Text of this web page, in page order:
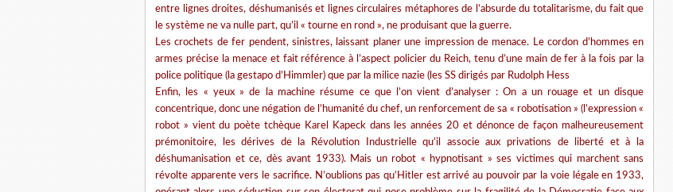
entre lignes droites, déshumanisés et lignes circulaires métaphores de l’absurde du totalitarisme, du fait que
le système ne va nulle part, qu’il « tourne en rond », ne produisant que la guerre.
Les crochets de fer pendent, sinistres, laissant planer une impression de menace. Le cordon d’hommes en
armes précise la menace et fait référence à l’aspect policier du Reich, tenu d’une main de fer à la fois par la
police politique (la gestapo d’Himmler) que par la milice nazie (les SS dirigés par Rudolph Hess
Enfin, les « yeux » de la machine résume ce que l’on vient d’analyser : On a un rouage et un disque
concentrique, donc une négation de l’humanité du chef, un renforcement de sa « robotisation » (l’expression «
robot » vient du poète tchèque Karel Kapeck dans les années 20 et dénonce de façon malheureusement
prémonitoire, les dérives de la Révolution Industrielle qu’il associe aux privations de liberté et à la
déshumanisation et ce, dès avant 1933). Mais un robot « hypnotisant » ses victimes qui marchent sans
révolte apparente vers le sacrifice. N’oublions pas qu’Hitler est arrivé au pouvoir par la voie légale en 1933,